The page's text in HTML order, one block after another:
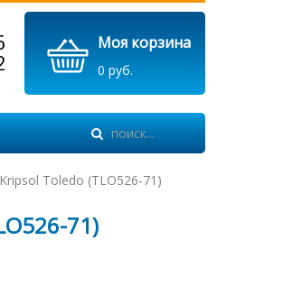
Моя корзина
0 руб.
Toledo (ТLO526-71)
71)